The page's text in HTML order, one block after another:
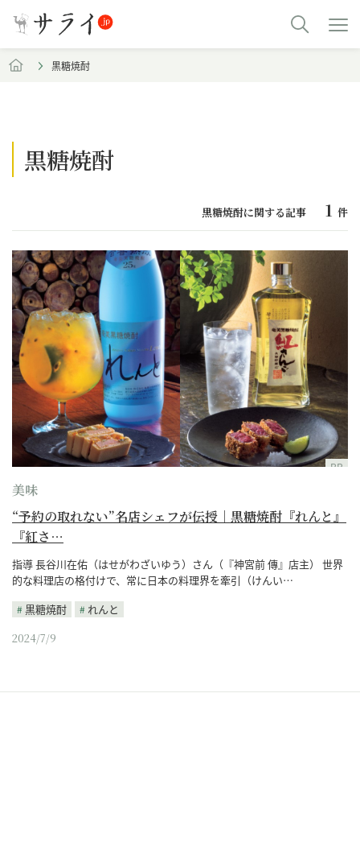
黒糖焼酎
黒糖焼酎
黒糖焼酎に関する記事 1 件
PR
美味
“予約の取れない”名店シェフが伝授｜黒糖焼酎『れんと』
『紅さ…
指導 長谷川在佑（はせがわざいゆう）さん（『神宮前 傳』店主） 世界
的な料理店の格付けで、常に日本の料理界を牽引（けんい…
黒糖焼酎
れんと
2024/7/9